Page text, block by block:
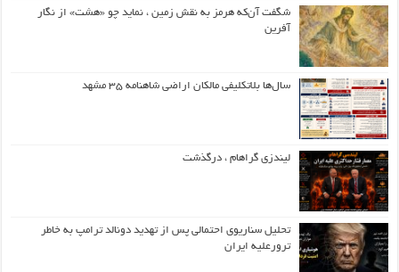
شگفت آن‌که هرمز به نقش زمین ، نماید چو «هشت» از نگار
آفرین
سال‌ها بلاتکلیفی مالکان اراضی شاهنامه ۳۵ مشهد
لیندزی گراهام ، درگذشت
تحلیل سناریوی احتمالی پس از تهدید دونالد ترامپ به خاطر
ترورعلیه ایران